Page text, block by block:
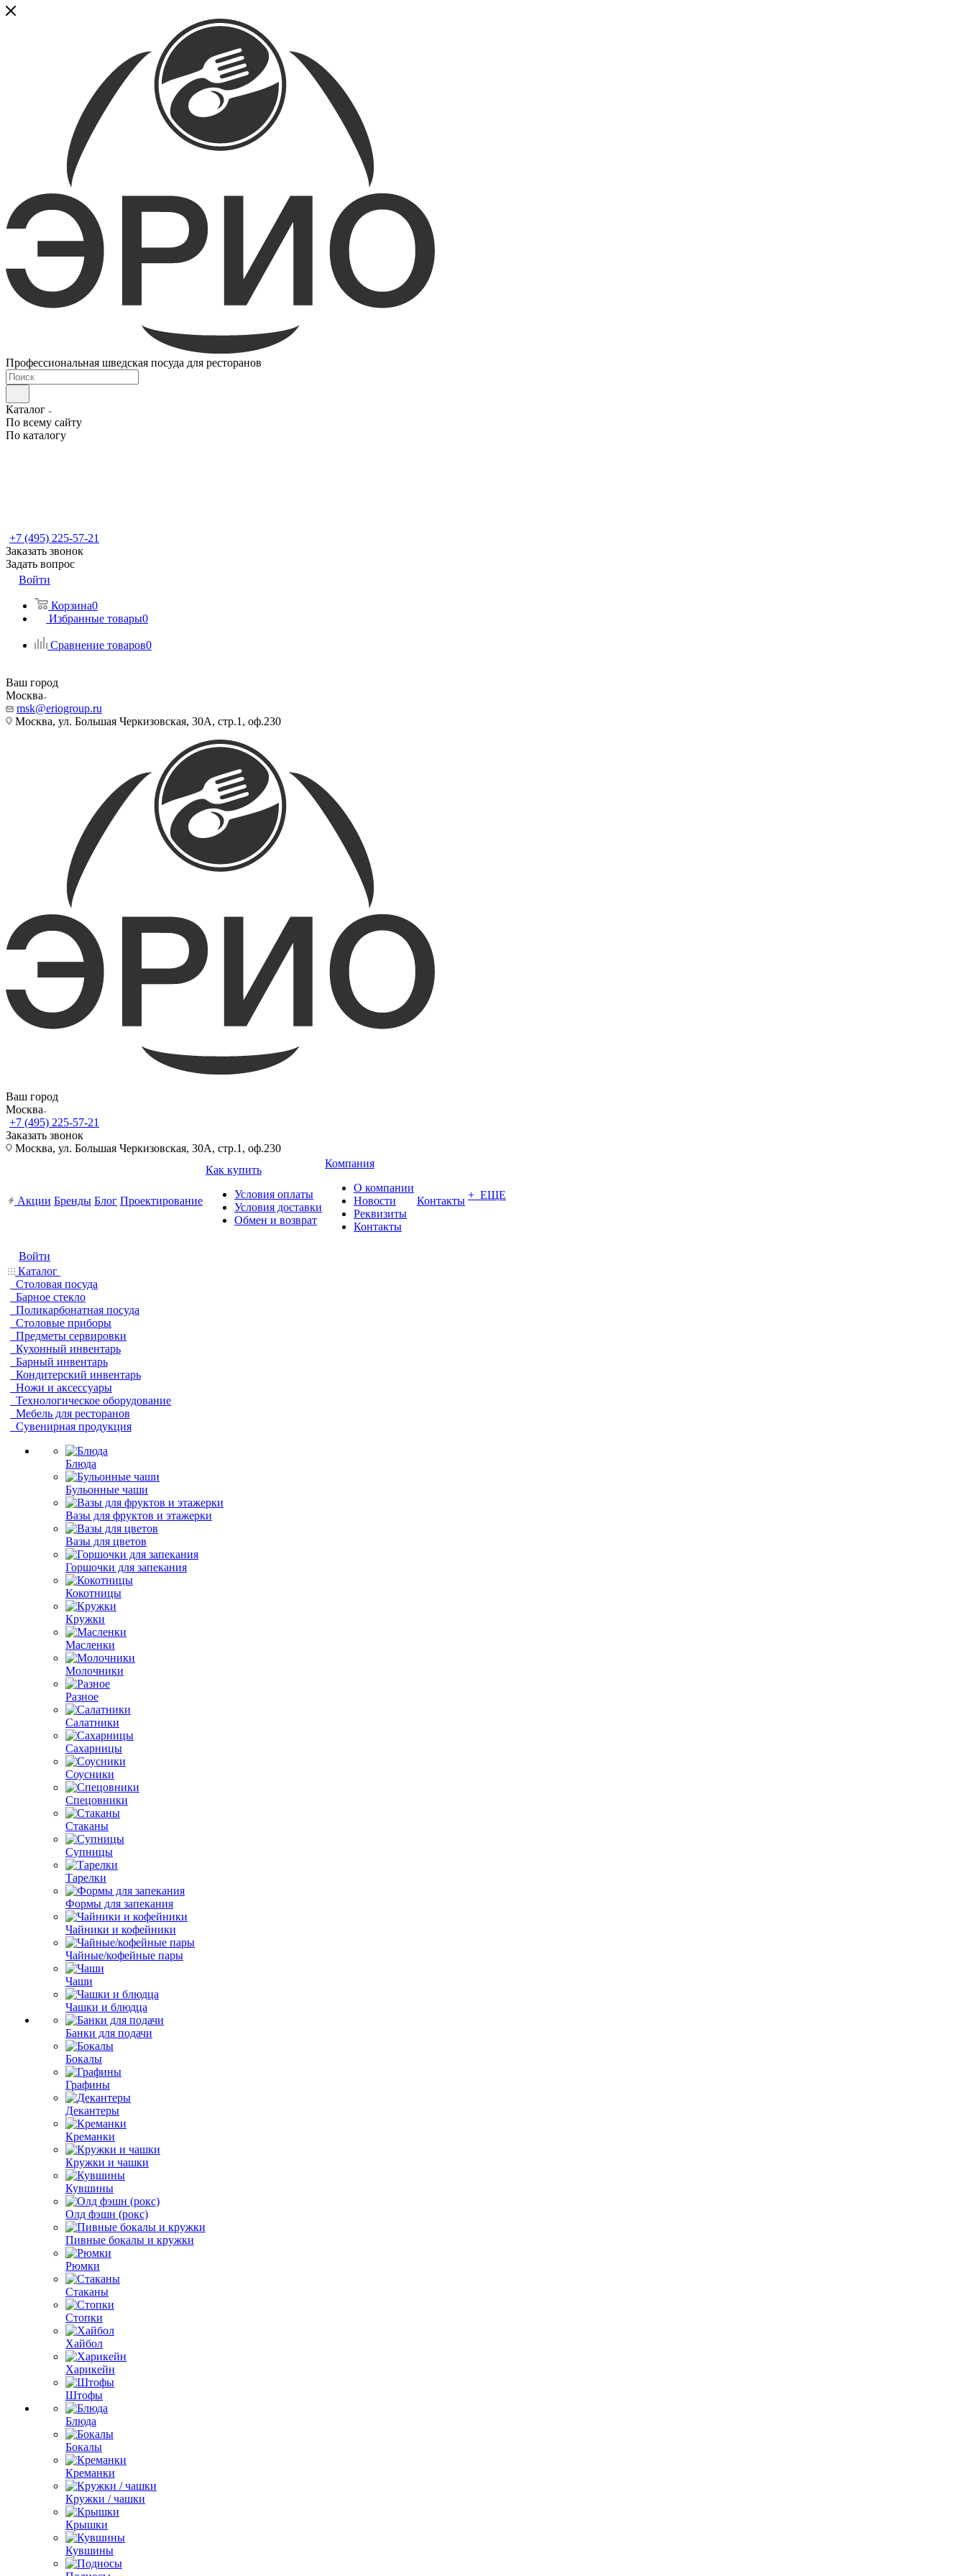
Профессиональная шведская посуда для ресторанов
Каталог
По всему сайту
По каталогу
+7 (495) 225-57-21
Заказать звонок
Задать вопрос
Войти
Корзина0
Избранные товары0
Сравнение товаров0
Ваш город
Москва
msk@eriogroup.ru
Москва, ул. Большая Черкизовская, 30А, стр.1, оф.230
Ваш город
Москва
+7 (495) 225-57-21
Заказать звонок
Москва, ул. Большая Черкизовская, 30А, стр.1, оф.230
Акции Бренды Блог Проектирование
Как купить
Условия оплаты
Условия доставки
Обмен и возврат
Компания
О компании
Новости
Реквизиты
Контакты
Контакты + ЕЩЕ
Войти
Каталог
Столовая посуда
Барное стекло
Поликарбонатная посуда
Столовые приборы
Предметы сервировки
Кухонный инвентарь
Барный инвентарь
Кондитерский инвентарь
Ножи и аксессуары
Технологическое оборудование
Мебель для ресторанов
Сувенирная продукция
Блюда
Бульонные чаши
Вазы для фруктов и этажерки
Вазы для цветов
Горшочки для запекания
Кокотницы
Кружки
Масленки
Молочники
Разное
Салатники
Сахарницы
Соусники
Спецовники
Стаканы
Супницы
Тарелки
Формы для запекания
Чайники и кофейники
Чайные/кофейные пары
Чаши
Чашки и блюдца
Банки для подачи
Бокалы
Графины
Декантеры
Креманки
Кружки и чашки
Кувшины
Олд фэшн (рокс)
Пивные бокалы и кружки
Рюмки
Стаканы
Стопки
Хайбол
Харикейн
Штофы
Блюда
Бокалы
Креманки
Кружки / чашки
Крышки
Кувшины